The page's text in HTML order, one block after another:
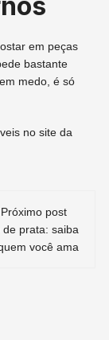
em peças
bastante
medo, é só
no site da
Próximo post
de prata: saiba
você ama